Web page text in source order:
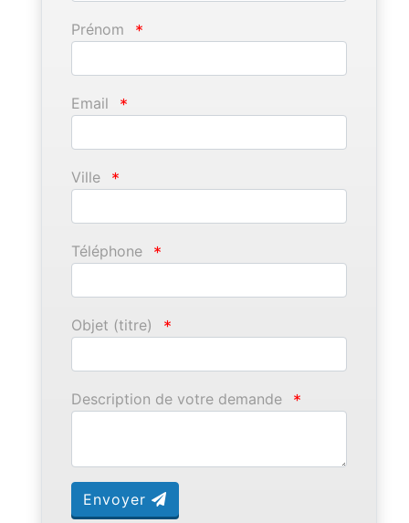
Prénom *
Email *
Ville *
Téléphone *
Objet (titre) *
Description de votre demande *
Envoyer